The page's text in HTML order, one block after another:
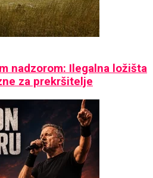
nadzorom: Ilegalna ložišta
za prekršitelje